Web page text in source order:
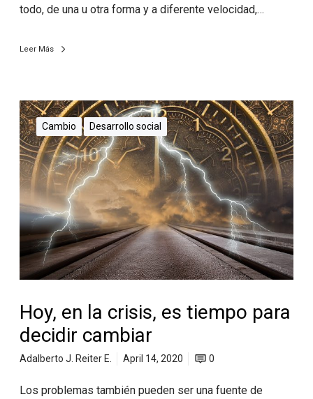
todo, de una u otra forma y a diferente velocidad,…
Leer Más
Cambio Desarrollo social
Hoy, en la crisis, es tiempo para
decidir cambiar
Adalberto J. Reiter E. April 14, 2020 0
Los problemas también pueden ser una fuente de